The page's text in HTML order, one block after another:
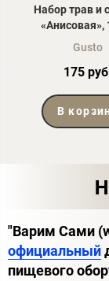
Набор трав и
«Анисовая»,
Gusto
175
В
"Варим Сами
официальный
пищевого